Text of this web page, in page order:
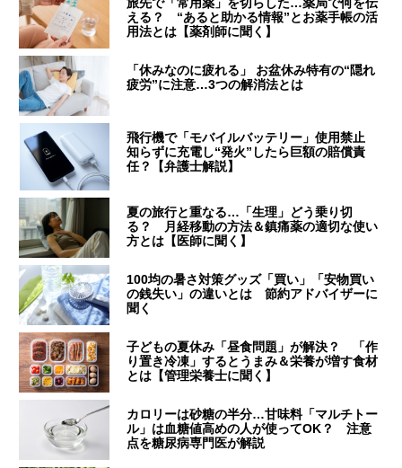
える？ “あると助かる情報”とお薬手帳の活
用法とは【薬剤師に聞く】
「休みなのに疲れる」 お盆休み特有の“隠れ
疲労”に注意…3つの解消法とは
飛行機で「モバイルバッテリー」使用禁止
知らずに充電し“発火”したら巨額の賠償責
任？【弁護士解説】
夏の旅行と重なる…「生理」どう乗り切
る？ 月経移動の方法＆鎮痛薬の適切な使い
方とは【医師に聞く】
100均の暑さ対策グッズ「買い」「安物買い
の銭失い」の違いとは 節約アドバイザーに
聞く
子どもの夏休み「昼食問題」が解決？ 「作
り置き冷凍」するとうまみ＆栄養が増す食材
とは【管理栄養士に聞く】
カロリーは砂糖の半分…甘味料「マルチトー
ル」は血糖値高めの人が使ってOK？ 注意
点を糖尿病専門医が解説